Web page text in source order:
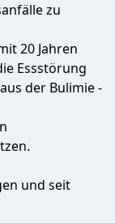
zu
20 Jahren
Essstörung
der Bulimie -
und seit